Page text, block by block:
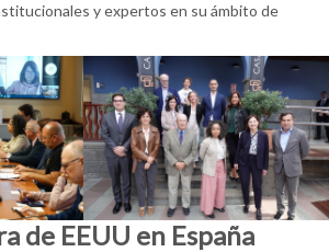
y expertos en su ámbito de
de EEUU en España